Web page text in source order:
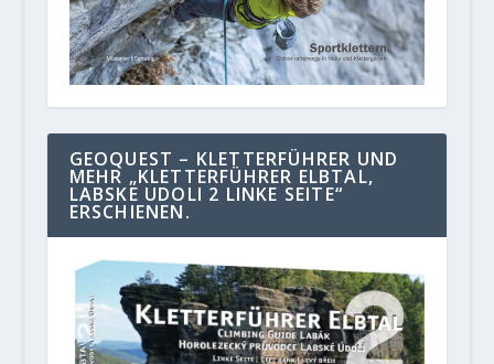
GEOQUEST – KLETTERFÜHRER UND
MEHR „KLETTERFÜHRER ELBTAL,
LABSKE UDOLI 2 LINKE SEITE“
ERSCHIENEN.